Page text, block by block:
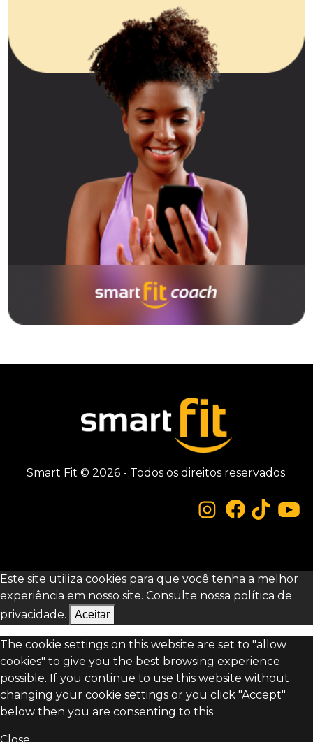
Smart Fit © 2026 - Todos os direitos reservados.
Este site utiliza cookies para que você tenha a melhor
experiência em nosso site. Consulte nossa política de
privacidade.
Aceitar
The cookie settings on this website are set to "allow
cookies" to give you the best browsing experience
possible. If you continue to use this website without
changing your cookie settings or you click "Accept"
below then you are consenting to this.
Close